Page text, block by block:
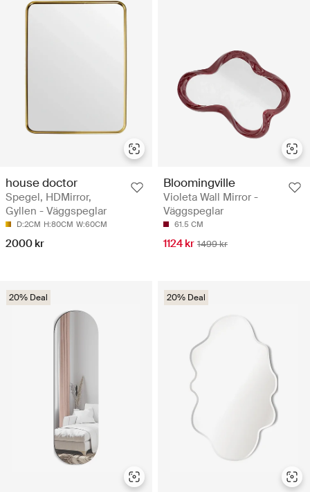
house doctor
Spegel, HDMirror,
Gyllen - Väggspeglar
D:2CM H:80CM W:60CM
2000 kr
Bloomingville
Violeta Wall Mirror -
Väggspeglar
61.5 CM
1124 kr 1499 kr
20% Deal 20% Deal